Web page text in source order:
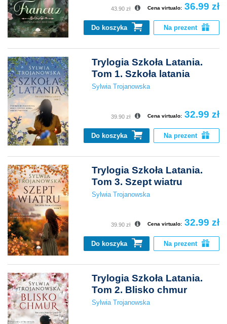
Cena virtualo: 36.99 zł
43.90 zł
Do koszyka Na prezent
Trylogia Szkoła Latania.
Tom 1. Szkoła latania
Sylwia Trojanowska
Cena virtualo: 32.99 zł
39.90 zł
Do koszyka Na prezent
Trylogia Szkoła Latania.
Tom 3. Szept wiatru
Sylwia Trojanowska
Cena virtualo: 32.99 zł
39.90 zł
Do koszyka Na prezent
Trylogia Szkoła Latania.
Tom 2. Blisko chmur
Sylwia Trojanowska